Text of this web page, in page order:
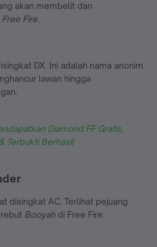
akan membelit dan
Free Fire.
DX. Ini adalah nama anonim
lawan hingga
Diamond FF Gratis,
Terbukti Berhasil
disingkat AC. Terlihat pejuang
Booyah di Free Fire.